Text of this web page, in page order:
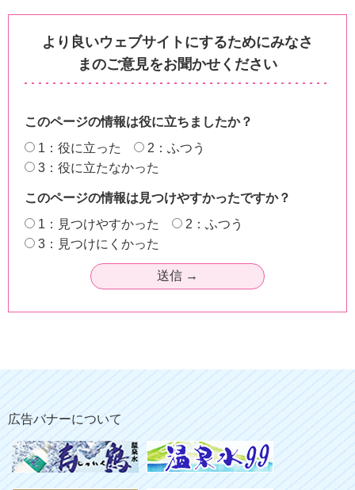
より良いウェブサイトにするためにみなさ
まのご意見をお聞かせください
このページの情報は役に立ちましたか？
1：役に立った
2：ふつう
3：役に立たなかった
このページの情報は見つけやすかったですか？
1：見つけやすかった
2：ふつう
3：見つけにくかった
広告バナーについて